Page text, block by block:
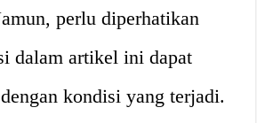
perlu diperhatikan
dalam artikel ini dapat
kondisi yang terjadi.